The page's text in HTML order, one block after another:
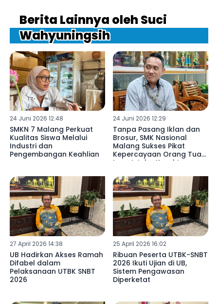
Berita Lainnya oleh Suci
Wahyuningsih
24 Juni 2026 12:48
SMKN 7 Malang Perkuat
Kualitas Siswa Melalui
Industri dan
Pengembangan Keahlian
24 Juni 2026 12:29
Tanpa Pasang Iklan dan
Brosur, SMK Nasional
Malang Sukses Pikat
Kepercayaan Orang Tua
Lewat Jalur Karakter
27 April 2026 14:38
UB Hadirkan Akses Ramah
Difabel dalam
Pelaksanaan UTBK SNBT
2026
25 April 2026 16:02
Ribuan Peserta UTBK-SNBT
2026 Ikuti Ujian di UB,
Sistem Pengawasan
Diperketat